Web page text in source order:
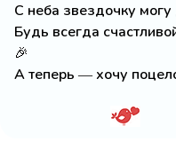
С неба звездочку могу
Будь всегда
🎉
А теперь — хочу